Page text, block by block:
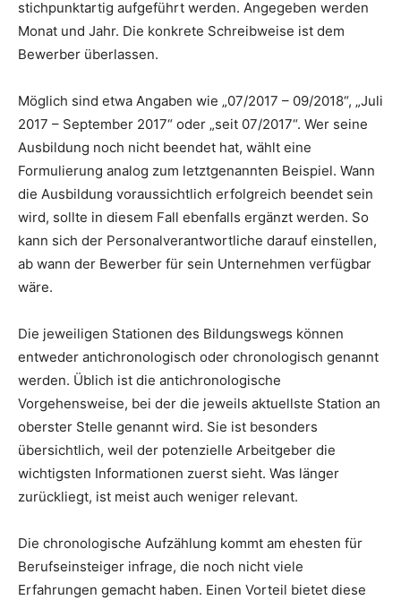
stichpunktartig aufgeführt werden. Angegeben werden
Monat und Jahr. Die konkrete Schreibweise ist dem
Bewerber überlassen.
Möglich sind etwa Angaben wie „07/2017 – 09/2018“, „Juli
2017 – September 2017“ oder „seit 07/2017“. Wer seine
Ausbildung noch nicht beendet hat, wählt eine
Formulierung analog zum letztgenannten Beispiel. Wann
die Ausbildung voraussichtlich erfolgreich beendet sein
wird, sollte in diesem Fall ebenfalls ergänzt werden. So
kann sich der Personalverantwortliche darauf einstellen,
ab wann der Bewerber für sein Unternehmen verfügbar
wäre.
Die jeweiligen Stationen des Bildungswegs können
entweder antichronologisch oder chronologisch genannt
werden. Üblich ist die antichronologische
Vorgehensweise, bei der die jeweils aktuellste Station an
oberster Stelle genannt wird. Sie ist besonders
übersichtlich, weil der potenzielle Arbeitgeber die
wichtigsten Informationen zuerst sieht. Was länger
zurückliegt, ist meist auch weniger relevant.
Die chronologische Aufzählung kommt am ehesten für
Berufseinsteiger infrage, die noch nicht viele
Erfahrungen gemacht haben. Einen Vorteil bietet diese